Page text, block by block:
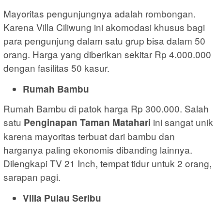
Mayoritas pengunjungnya adalah rombongan.
Karena Villa Ciliwung ini akomodasi khusus bagi
para pengunjung dalam satu grup bisa dalam 50
orang. Harga yang diberikan sekitar Rp 4.000.000
dengan fasilitas 50 kasur.
Rumah Bambu
Rumah Bambu di patok harga Rp 300.000. Salah
satu Penginapan Taman Matahari ini sangat unik
karena mayoritas terbuat dari bambu dan
harganya paling ekonomis dibanding lainnya.
Dilengkapi TV 21 Inch, tempat tidur untuk 2 orang,
sarapan pagi.
Villa Pulau Seribu